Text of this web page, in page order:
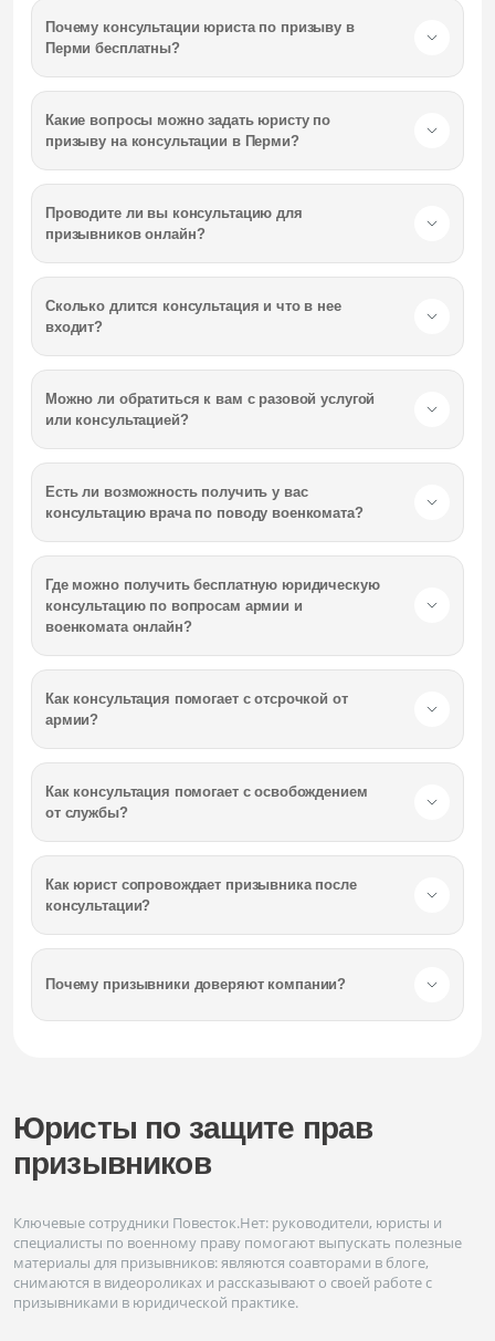
Почему консультации юриста по призыву в
Перми бесплатны?
Какие вопросы можно задать юристу по
призыву на консультации в Перми?
Проводите ли вы консультацию для
призывников онлайн?
Сколько длится консультация и что в нее
входит?
Можно ли обратиться к вам с разовой услугой
или консультацией?
Есть ли возможность получить у вас
консультацию врача по поводу военкомата?
Где можно получить бесплатную юридическую
консультацию по вопросам армии и
военкомата онлайн?
Как консультация помогает с отсрочкой от
армии?
Как консультация помогает с освобождением
от службы?
Как юрист сопровождает призывника после
консультации?
Почему призывники доверяют компании?
Юристы по защите прав
призывников
Ключевые сотрудники Повесток.Нет: руководители, юристы и
специалисты по военному праву помогают выпускать полезные
материалы для призывников: являются соавторами в блоге,
снимаются в видеороликах и рассказывают о своей работе с
призывниками в юридической практике.